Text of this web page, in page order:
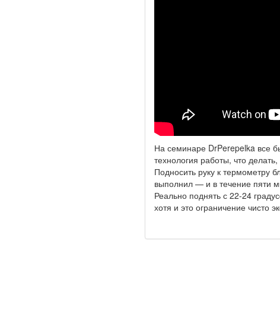
На семинаре DrPerepelka все
технология работы, что
Подносить руку к термометру
выполнил — и в течение пяти
Реально поднять с 22-24
хотя и это ограничение чисто